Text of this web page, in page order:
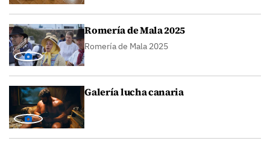
Romería de Mala 2025
Romería de Mala 2025
Galería lucha canaria